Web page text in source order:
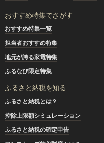
おすすめ特集でさがす
おすすめ特集一覧
担当者おすすめ特集
地元が誇る家電特集
ふるなび限定特集
ふるさと納税を知る
ふるさと納税とは？
控除上限額シミュレーション
ふるさと納税の確定申告